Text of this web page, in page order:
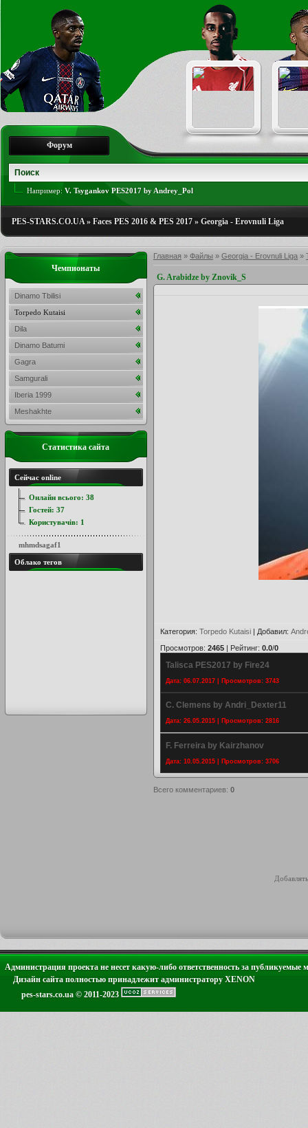
Форум
Например: V. Tsygankov PES2017 by Andrey_Pol
PES-STARS.CO.UA» Faces PES 2016 & PES 2017 » Georgia - Erovnuli Liga
Главная » Файлы » Georgia - Erovnuli Liga »
G. Arabidze by Znovik_S
Категория: Torpedo Kutaisi | Добавил:
Просмотров: 2465 | Рейтинг: 0.0/0
Talisca PES2017 by Fire24
Дата: 06.07.2017 | Просмотров: 3743
C. Clemens by Andri_Dexter11
Дата: 26.05.2015 | Просмотров: 2816
F. Ferreira by Kairzhanov
Дата: 10.05.2015 | Просмотров: 3706
Всего комментариев: 0
Чемпионаты
Dinamo Tbilisi
Torpedo Kutaisi
Dila
Dinamo Batumi
Gagra
Samgurali
Iberia 1999
Meshakhte
Статистика сайта
Сейчас online
Онлайн всього: 38
Гостей: 37
Користувачів: 1
mhmdsagaf1
Облако тегов
Администрация проекта не несет какую-либо ответственность за публикуемые
Дизайн сайта полностью принадлежит администратору XENON
pes-stars.co.ua © 2011-2023